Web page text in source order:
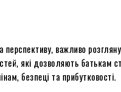
важливо
які дозволяють батькам
безпеці та прибутковості.